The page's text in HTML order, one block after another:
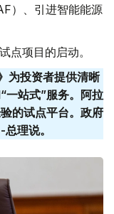
）、引进智能能源
点项目的启动。
为投资者提供清晰
一站式”服务。阿拉
的试点平台。政府
理说。